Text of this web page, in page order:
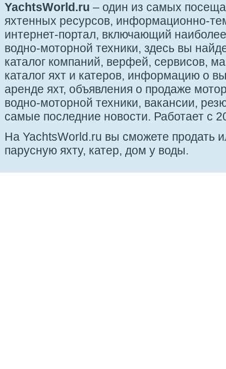
YachtsWorld.ru – один из самых
яхтенных ресурсов, информационно-
интернет-портал, включающий
водно-моторной техники, здесь вы
каталог компаний, верфей, сервисов,
каталог яхт и катеров, информацию о
аренде яхт, объявления о продаже
водно-моторной техники, вакансии,
самые последние новости. Работает с
На YachtsWorld.ru вы сможете продать
парусную яхту, катер, дом у воды.